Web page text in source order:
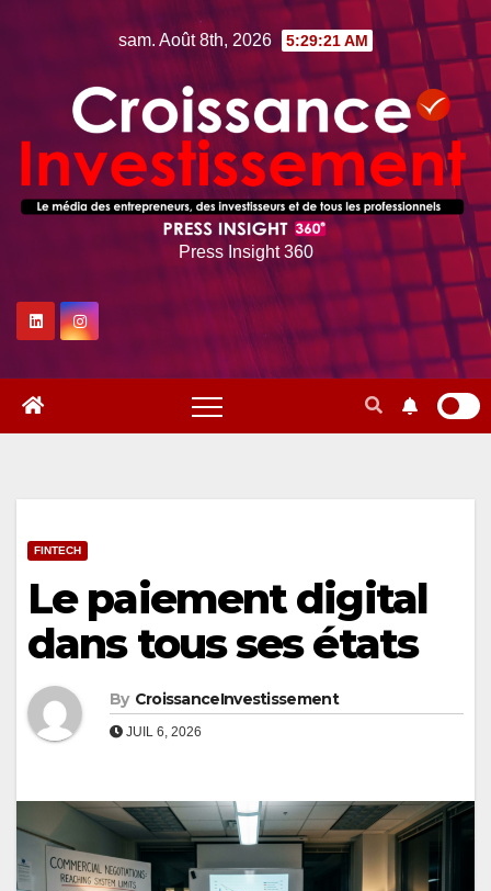
sam. Août 8th, 2026 5:29:22 AM
Press Insight 360
FINTECH
Le paiement digital
dans tous ses états
By CroissanceInvestissement
JUIL 6, 2026